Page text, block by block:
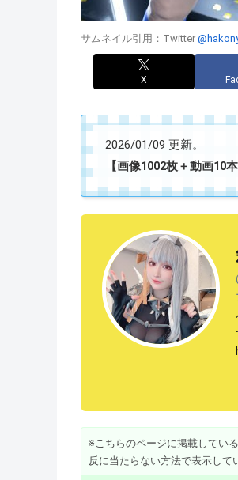
サムネイル引用：Twitter
X
2026/01/09 更新。
【画像1002枚＋動画10本
※こちらのページに掲載してい
反に当たらない方法で表示して